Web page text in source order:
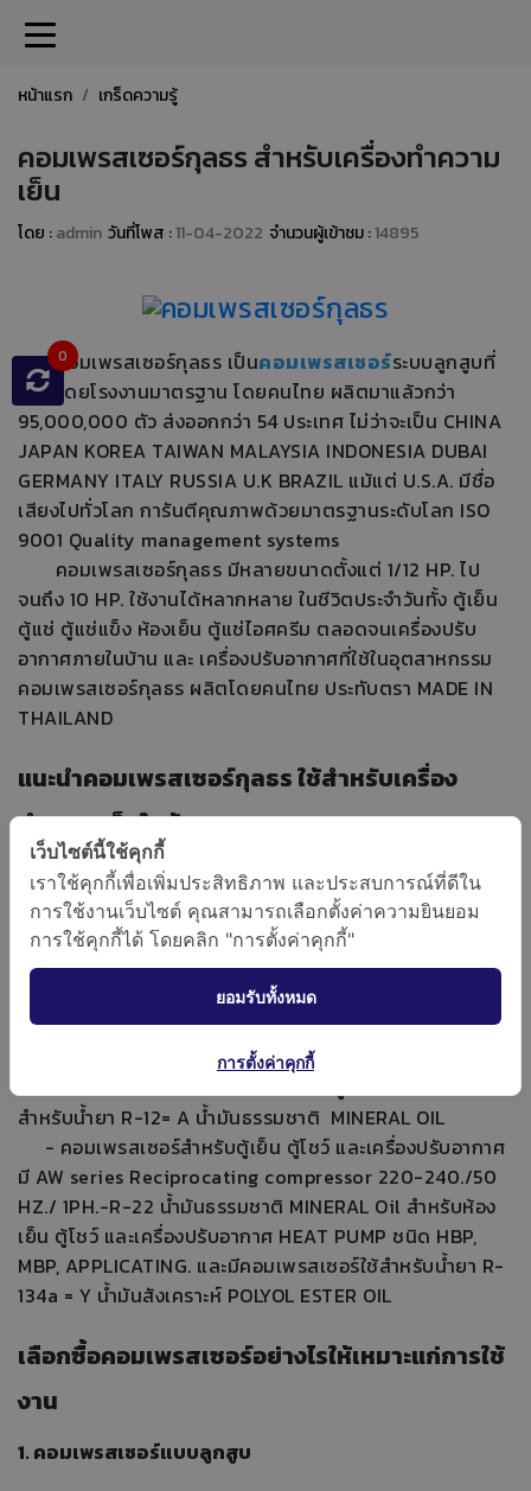
หน้าแรก เกร็ดความรู้
0
คอมเพรสเซอร์กุลธร สำหรับเครื่องทำความ
เย็น
โดย :admin วันที่โพส :11-04-2022 จำนวนผู้เข้าชม :14895
คอมเพรสเซอร์กุลธร เป็นคอมเพรสเซอร์ระบบลูกสูบที่
ผลิตโดยโรงงานมาตรฐาน โดยคนไทย ผลิตมาแล้วกว่า
95,000,000 ตัว ส่งออกกว่า 54 ประเทศ ไม่ว่าจะเป็น CHINA
JAPAN KOREA TAIWAN MALAYSIA INDONESIA DUBAI
GERMANY ITALY RUSSIA U.K BRAZIL แม้แต่ U.S.A. มีชื่อ
เสียงไปทั่วโลก การันตีคุณภาพด้วยมาตรฐานระดับโลก ISO
9001 Quality management systems
คอมเพรสเซอร์กุลธร มีหลายขนาดตั้งแต่ 1/12 HP. ไป
จนถึง 10 HP. ใช้งานได้หลากหลาย ในชีวิตประจำวันทั้ง ตู้เย็น
ตู้แช่ ตู้แช่แข็ง ห้องเย็น ตู้แช่ไอศครีม ตลอดจนเครื่องปรับ
อากาศภายในบ้าน และ เครื่องปรับอากาศที่ใช้ในอุตสาหกรรม
คอมเพรสเซอร์กุลธร ผลิตโดยคนไทย ประทับตรา MADE IN
THAILAND
แนะนำคอมเพรสเซอร์กุลธร ใช้สำหรับเครื่อง
ทำความเย็นใดบ้าง
- คอมเพรสเซอร์สำหรับเครื่องปรับอากาศใช้น้ำยา R-22 =
E น้ำมันธรรมชาติ MINERAL OIL HBP= HIGH BACK
PRESSURE
- คอมเพรสเซอร์สำหรับห้องเย็นจัด และตู้แช่แข็ง 220-
240V/50HZ/1PH. ใช้สำหรับน้ำยา R-404A= Z น้ำมัน
สังเคราะห์ POLYOL ESTER OIL LBP = LOW BACK
- คอมเพรสเซอร์สำหรับห้องเย็นและตู้แช่ขนาดใหญ่ ใช้
สำหรับน้ำยา R-12= A น้ำมันธรรมชาติ MINERAL OIL
- คอมเพรสเซอร์สำหรับตู้เย็น ตู้โชว์ และเครื่องปรับอากาศ
มี AW series Reciprocating compressor 220-240./50
HZ./ 1PH.-R-22 น้ำมันธรรมชาติ MINERAL Oil สำหรับห้อง
เย็น ตู้โชว์ และเครื่องปรับอากาศ HEAT PUMP ชนิด HBP,
MBP, APPLICATING. และมีคอมเพรสเซอร์ใช้สำหรับน้ำยา R-
134a = Y น้ำมันสังเคราะห์ POLYOL ESTER OIL
เลือกซื้อคอมเพรสเซอร์อย่างไรให้เหมาะแก่การใช้
งาน
1. คอมเพรสเซอร์แบบลูกสูบ
เว็บไซต์นี้ใช้คุกกี้
เราใช้คุกกี้เพื่อเพิ่มประสิทธิภาพ และประสบการณ์ที่ดีใน
การใช้งานเว็บไซต์ คุณสามารถเลือกตั้งค่าความยินยอม
การใช้คุกกี้ได้ โดยคลิก "การตั้งค่าคุกกี้"
ยอมรับทั้งหมด
การตั้งค่าคุกกี้